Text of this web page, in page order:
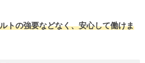
トの強要などなく、安心して働けま